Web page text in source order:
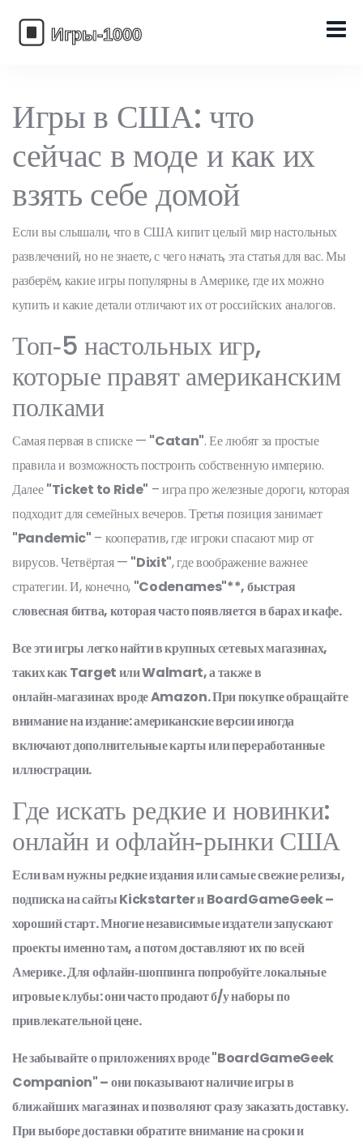
Игры в США: что
сейчас в моде и как их
взять себе домой
Если вы слышали, что в США кипит целый мир настольных
развлечений, но не знаете, с чего начать, эта статья для вас. Мы
разберём, какие игры популярны в Америке, где их можно
купить и какие детали отличают их от российских аналогов.
Топ‑5 настольных игр,
которые правят американским
полками
Самая первая в списке — "Catan". Ее любят за простые
правила и возможность построить собственную империю.
Далее"Ticket to Ride" – игра про железные дороги, которая
подходит для семейных вечеров. Третья позиция занимает
"Pandemic" – кооператив, где игроки спасают мир от
вирусов. Четвёртая — "Dixit", где воображение важнее
стратегии. И, конечно, "Codenames"**, быстрая
словесная битва, которая часто появляется в барах и кафе.
Все эти игры легко найти в крупных сетевых магазинах,
таких как Target или Walmart, а также в
онлайн‑магазинах вроде Amazon. При покупке обращайте
внимание на издание: американские версии иногда
включают дополнительные карты или переработанные
иллюстрации.
Где искать редкие и новинки:
онлайн и офлайн‑рынки США
Если вам нужны редкие издания или самые свежие релизы,
подписка на сайты Kickstarter и BoardGameGeek –
хороший старт. Многие независимые издатели запускают
проекты именно там, а потом доставляют их по всей
Америке. Для офлайн‑шоппинга попробуйте локальные
игровые клубы: они часто продают б/у наборы по
привлекательной цене.
Не забывайте о приложениях вроде "BoardGameGeek
Companion" – они показывают наличие игры в
ближайших магазинах и позволяют сразу заказать доставку.
При выборе доставки обратите внимание на сроки и